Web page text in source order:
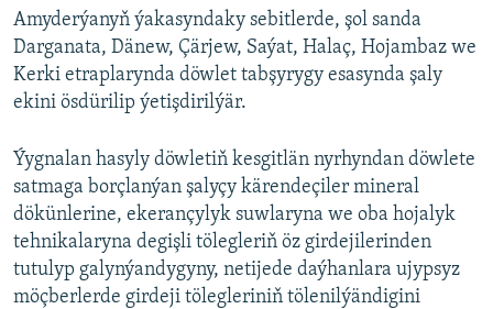
Amyderýanyň ýakasyndaky sebitlerde, şol sanda
Darganata, Dänew, Çärjew, Saýat, Halaç, Hojambaz we
Kerki etraplarynda döwlet tabşyrygy esasynda şaly
ekini ösdürilip ýetişdirilýär.
Ýygnalan hasyly döwletiň kesgitlän nyrhyndan döwlete
satmaga borçlanýan şalyçy kärendeçiler mineral
dökünlerine, ekerançylyk suwlaryna we oba hojalyk
tehnikalaryna degişli tölegleriň öz girdejilerinden
tutulyp galynýandygyny, netijede daýhanlara ujypsyz
möçberlerde girdeji tölegleriniň tölenilýändigini